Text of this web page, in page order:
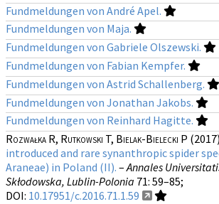
Fundmeldungen von André Apel.
Fundmeldungen von Maja.
Fundmeldungen von Gabriele Olszewski.
Fundmeldungen von Fabian Kempfer.
Fundmeldungen von Astrid Schallenberg.
Fundmeldungen von Jonathan Jakobs.
Fundmeldungen von Reinhard Hagitte.
Rozwałka R, Rutkowski T, Bielak-Bielecki P
introduced and rare synanthropic spider
Araneae) in Poland (II). –Annales
Skłodowska, Lublin-Polonia 71: 59–85;
DOI: 10.17951/c.2016.71.1.59